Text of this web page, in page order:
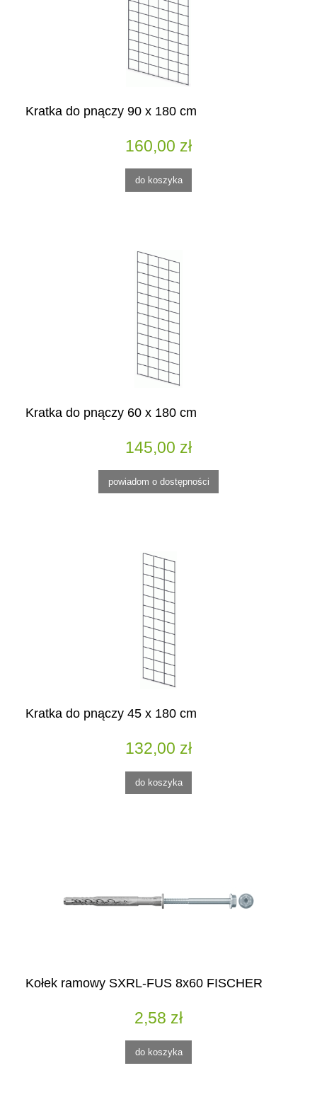
Kratka do pnączy 90 x 180 cm
160,00 zł
do koszyka
Kratka do pnączy 60 x 180 cm
145,00 zł
powiadom o dostępności
Kratka do pnączy 45 x 180 cm
132,00 zł
do koszyka
Kołek ramowy SXRL-FUS 8x60 FISCHER
2,58 zł
do koszyka